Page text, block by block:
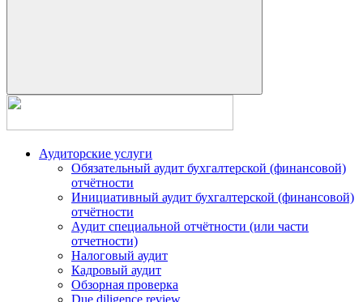
Аудиторские услуги
Обязательный аудит бухгалтерской (финансовой)
отчётности
Инициативный аудит бухгалтерской (финансовой)
отчётности
Аудит специальной отчётности (или части
отчетности)
Налоговый аудит
Кадровый аудит
Обзорная проверка
Due diligence review